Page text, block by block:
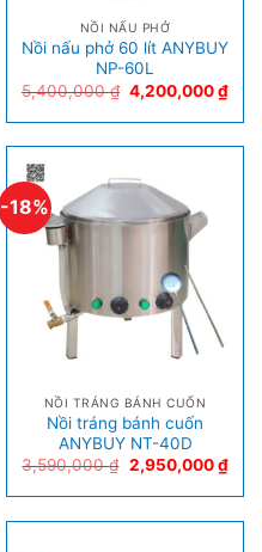
NỒI NẤU PHỞ
Nồi nấu phở 60 lít ANYBUY
NP-60L
5,400,000₫ 4,200,000₫
-18%
NỒI TRÁNG BÁNH CUỐN
Nồi tráng bánh cuốn
ANYBUY NT-40D
3,590,000₫ 2,950,000₫